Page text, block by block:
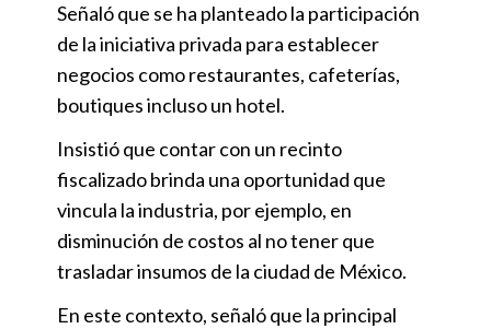
Señaló que se ha planteado la participación
de la iniciativa privada para establecer
negocios como restaurantes, cafeterías,
boutiques incluso un hotel.
Insistió que contar con un recinto
fiscalizado brinda una oportunidad que
vincula la industria, por ejemplo, en
disminución de costos al no tener que
trasladar insumos de la ciudad de México.
En este contexto, señaló que la principal